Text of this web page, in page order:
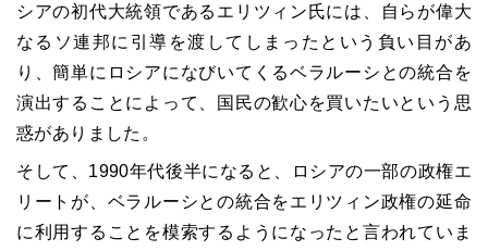
シアの初代大統領であるエリツィン氏には、自らが偉大
なるソ連邦に引導を渡してしまったという負い目があ
り、簡単にロシアになびいてくるベラルーシとの統合を
演出することによって、国民の歓心を買いたいという思
惑がありました。
そして、1990年代後半になると、ロシアの一部の政権エ
リートが、ベラルーシとの統合をエリツィン政権の延命
に利用することを模索するようになったと言われていま